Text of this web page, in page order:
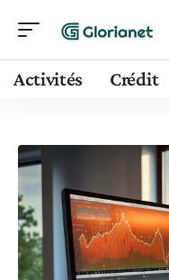
Activités Crédit